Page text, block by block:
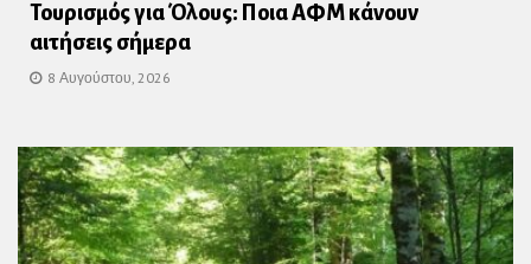
Τουρισμός για Όλους: Ποια ΑΦΜ κάνουν
αιτήσεις σήμερα
8 Αυγούστου, 2026